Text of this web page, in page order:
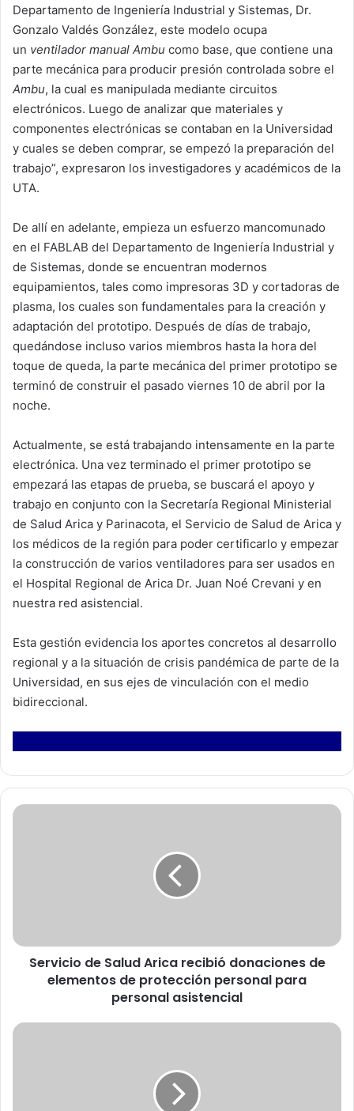
Departamento de Ingeniería Industrial y Sistemas, Dr.
Gonzalo Valdés González, este modelo ocupa
un ventilador manual Ambu como base, que contiene una
parte mecánica para producir presión controlada sobre el
Ambu, la cual es manipulada mediante circuitos
electrónicos. Luego de analizar que materiales y
componentes electrónicas se contaban en la Universidad
y cuales se deben comprar, se empezó la preparación del
trabajo”, expresaron los investigadores y académicos de la
UTA.
De allí en adelante, empieza un esfuerzo mancomunado
en el FABLAB del Departamento de Ingeniería Industrial y
de Sistemas, donde se encuentran modernos
equipamientos, tales como impresoras 3D y cortadoras de
plasma, los cuales son fundamentales para la creación y
adaptación del prototipo. Después de días de trabajo,
quedándose incluso varios miembros hasta la hora del
toque de queda, la parte mecánica del primer prototipo se
terminó de construir el pasado viernes 10 de abril por la
noche.
Actualmente, se está trabajando intensamente en la parte
electrónica. Una vez terminado el primer prototipo se
empezará las etapas de prueba, se buscará el apoyo y
trabajo en conjunto con la Secretaría Regional Ministerial
de Salud Arica y Parinacota, el Servicio de Salud de Arica y
los médicos de la región para poder certificarlo y empezar
la construcción de varios ventiladores para ser usados en
el Hospital Regional de Arica Dr. Juan Noé Crevani y en
nuestra red asistencial.
Esta gestión evidencia los aportes concretos al desarrollo
regional y a la situación de crisis pandémica de parte de la
Universidad, en sus ejes de vinculación con el medio
bidireccional.
S
d
u
Servicio de Salud Arica recibió donaciones de
elementos de protección personal para
personal asistencial
H